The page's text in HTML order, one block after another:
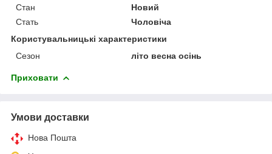
Стан
Новий
Стать
Чоловіча
Користувальницькі характеристики
Сезон
літо весна осінь
Приховати
Умови доставки
Нова Пошта